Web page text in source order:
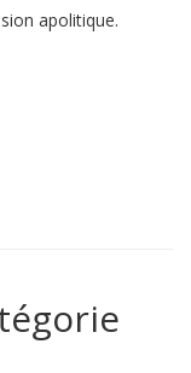
apolitique.